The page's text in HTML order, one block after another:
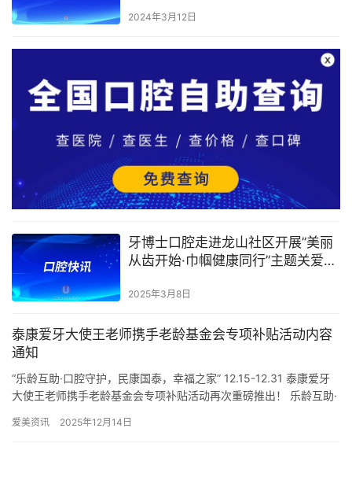
2024年3月12日
牙博士口腔走进龙山社区开展”美丽
从齿开始·巾帼健康同行”主题关爱活
2025年3月8日
泰康爱牙大使王老师携手老龄基金会专项补贴活动内容
通知
“乐龄互助·口腔守护，民康国泰，幸福之家” 12.15-12.31 泰康爱牙
大使王老师携手老龄基金会专项补贴活动再次重磅推出！ 乐龄互助·
爱美资讯 2025年12月14日